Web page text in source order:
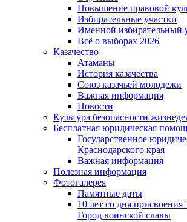
Повышение правовой
Избирательные участки
Именной избирательный
Всё о выборах 2026
Казачество
Атаманы
История казачества
Союз казачьей молодежи
Важная информация
Новости
Культура безопасности
Бесплатная юридическая
Государственное
Краснодарского края
Важная информация
Полезная информация
Фотогалерея
Памятные даты
10 лет со дня присвоения
Город воинской славы